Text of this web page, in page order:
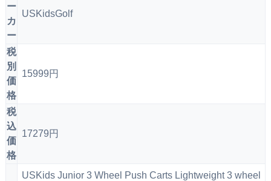
ー
カ
ー
USKidsGolf
税
別
価
格
15999円
税
込
価
格
17279円
USKids Junior 3 Wheel Push Carts Lightweight 3 wheel